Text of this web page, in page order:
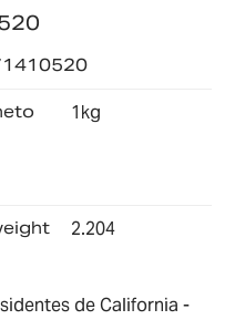
1kg
2.204
de California -